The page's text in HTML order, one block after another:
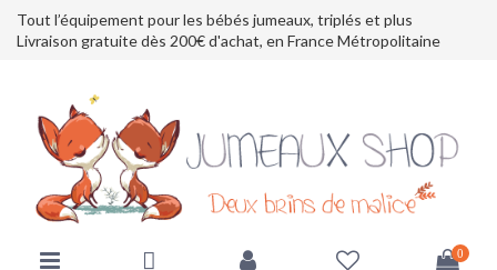
Tout l’équipement pour les bébés jumeaux, triplés et plus
Livraison gratuite dès 200€ d'achat, en France Métropolitaine
0